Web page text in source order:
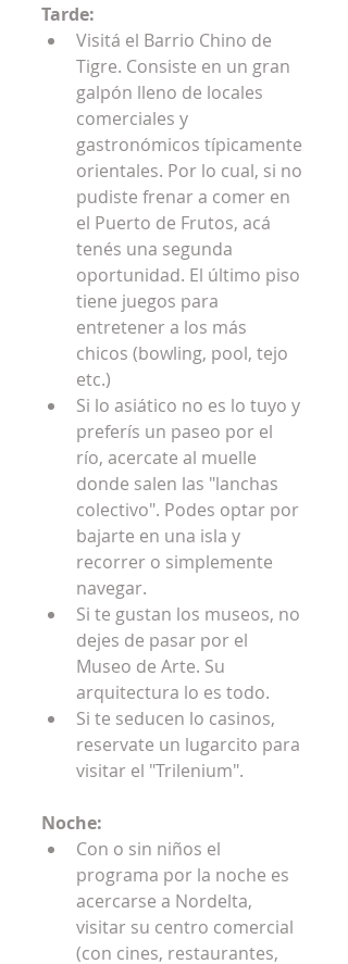
Tarde:
Visitá el Barrio Chino de
Tigre. Consiste en un gran
galpón lleno de locales
comerciales y
gastronómicos típicamente
orientales. Por lo cual, si no
pudiste frenar a comer en
el Puerto de Frutos, acá
tenés una segunda
oportunidad. El último piso
tiene juegos para
entretener a los más
chicos (bowling, pool, tejo
etc.)
Si lo asiático no es lo tuyo y
preferís un paseo por el
río, acercate al muelle
donde salen las "lanchas
colectivo". Podes optar por
bajarte en una isla y
recorrer o simplemente
navegar.
Si te gustan los museos, no
dejes de pasar por el
Museo de Arte. Su
arquitectura lo es todo.
Si te seducen lo casinos,
reservate un lugarcito para
visitar el "Trilenium".
Noche:
Con o sin niños el
programa por la noche es
acercarse a Nordelta,
visitar su centro comercial
(con cines, restaurantes,